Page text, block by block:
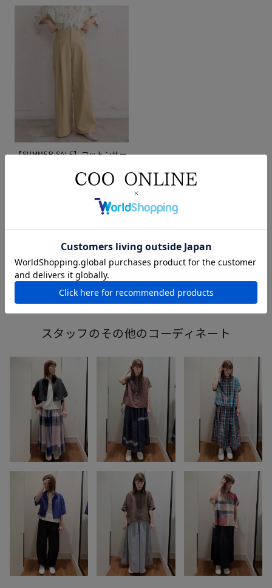
【SUMMER SALE】コットンサー
pou dou dou イエベ 無地
ナチュラルコーデ
きれいめカジュアル
骨格ナチュラル
コットン
春 ナチュラル 高身長 ニット
スタッフのその他のコーディネート